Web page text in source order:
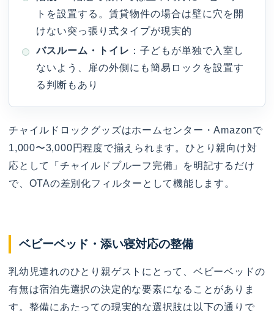
トを設置する。賃貸物件の場合は壁に穴を開
けない突っ張り式タイプが現実的
バスルーム・トイレ ：子どもが単独で入室し
ないよう、扉の外側にも簡易ロックを設置す
る判断もあり
チャイルドロックグッズはホームセンター・Amazonで
1,000〜3,000円程度で揃えられます。ひとり親向け対
応として「チャイルドプルーフ完備」を明記するだけ
で、OTAの差別化フィルターとして機能します。
ベビーベッド・添い寝対応の整備
乳幼児連れのひとり親ゲストにとって、ベビーベッドの
有無は宿泊先選択の決定的な要素になることがありま
す。整備にあたっての現実的な選択肢は以下の通りで